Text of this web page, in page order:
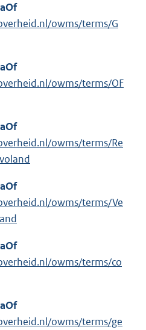
owms/terms/G
owms/terms/OF
owms/terms/Re
owms/terms/Ve
owms/terms/co
owms/terms/ge